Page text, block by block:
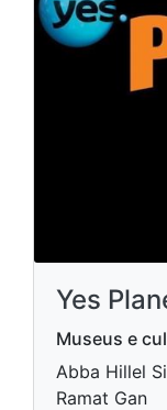
Yes
Museus e
Abba Hillel
Ramat Gan